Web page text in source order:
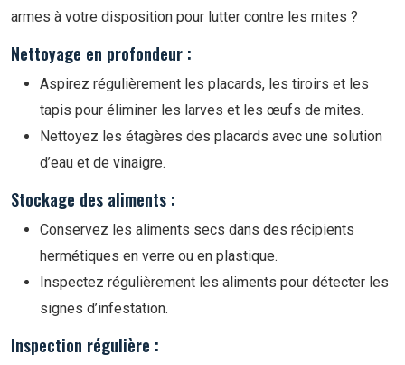
armes à votre disposition pour lutter contre les mites ?
Nettoyage en profondeur :
Aspirez régulièrement les placards, les tiroirs et les
tapis pour éliminer les larves et les œufs de mites.
Nettoyez les étagères des placards avec une solution
d’eau et de vinaigre.
Stockage des aliments :
Conservez les aliments secs dans des récipients
hermétiques en verre ou en plastique.
Inspectez régulièrement les aliments pour détecter les
signes d’infestation.
Inspection régulière :